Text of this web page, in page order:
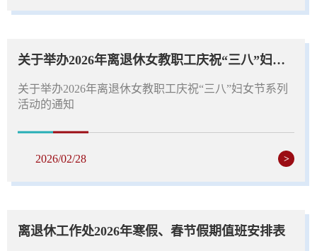
关于举办2026年离退休女教职工庆祝“三八”妇女节系列活动的通知
关于举办2026年离退休女教职工庆祝“三八”妇女节系列
活动的通知
2026/02/28 >
离退休工作处2026年寒假、春节假期值班安排表